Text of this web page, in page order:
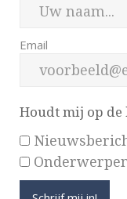
Email
Houdt mij op de